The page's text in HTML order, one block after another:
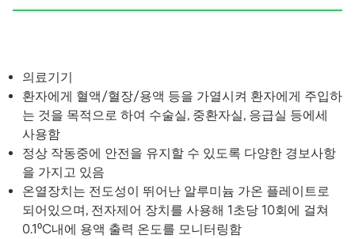
의료기기
환자에게 혈액/혈장/용액 등을 가열시켜 환자에게 주입하
는 것을 목적으로 하여 수술실, 중환자실, 응급실 등에세
사용함
정상 작동중에 안전을 유지할 수 있도록 다양한 경보사항
을 가지고 있음
온열장치는 전도성이 뛰어난 알루미늄 가온 플레이트로
되어있으며, 전자제어 장치를 사용해 1초당 10회에 걸쳐
0.1⁰C내에 용액 출력 온도를 모니터링함